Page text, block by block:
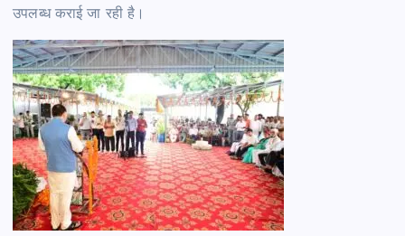
उपलब्ध कराई जा रही है।